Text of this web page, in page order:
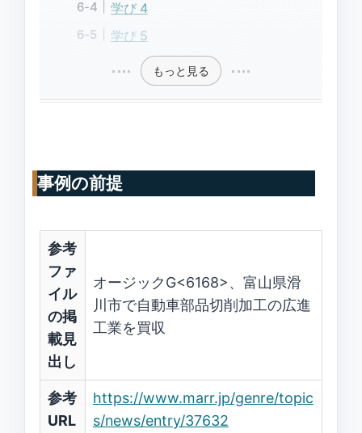
学び 4
学び 5
もっと見る
事例の前提
参考
ファ
イル
の掲
載見
出し
オージックG<6168>、富山県滑
川市で自動車部品切削加工の広進
工業を買収
参考
URL
https://www.marr.jp/genre/topic
s/news/entry/37632